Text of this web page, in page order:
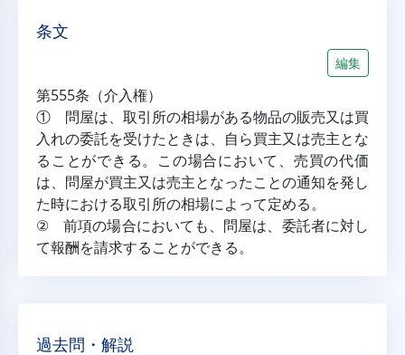
条文
編集
第555条（介入権）
① 問屋は、取引所の相場がある物品の販売又は買
入れの委託を受けたときは、自ら買主又は売主とな
ることができる。この場合において、売買の代価
は、問屋が買主又は売主となったことの通知を発し
た時における取引所の相場によって定める。
② 前項の場合においても、問屋は、委託者に対し
て報酬を請求することができる。
過去問・解説